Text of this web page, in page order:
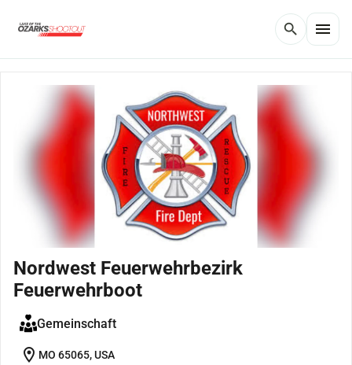
search menu
Nordwest Feuerwehrbezirk
Feuerwehrboot
Gemeinschaft
location_on MO 65065, USA